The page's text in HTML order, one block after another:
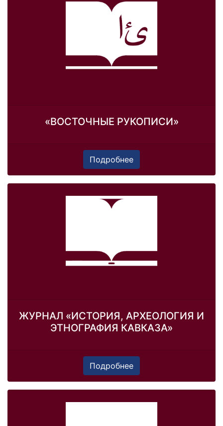
«ВОСТОЧНЫЕ РУКОПИСИ»
Подробнее
ЖУРНАЛ «ИСТОРИЯ, АРХЕОЛОГИЯ И
ЭТНОГРАФИЯ КАВКАЗА»
Подробнее